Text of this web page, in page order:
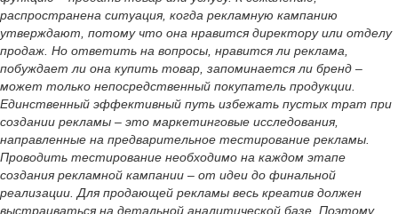
распространена ситуация, когда рекламную кампанию
утверждают, потому что она нравится директору или отделу
продаж. Но ответить на вопросы, нравится ли реклама,
побуждает ли она купить товар, запоминается ли бренд –
может только непосредственный покупатель продукции.
Единственный эффективный путь избежать пустых трат при
создании рекламы – это маркетинговые исследования,
направленные на предварительное тестирование рекламы.
Проводить тестирование необходимо на каждом этапе
создания рекламной кампании – от идеи до финальной
реализации. Для продающей рекламы весь креатив должен
выстраиваться на детальной аналитической базе. Поэтому